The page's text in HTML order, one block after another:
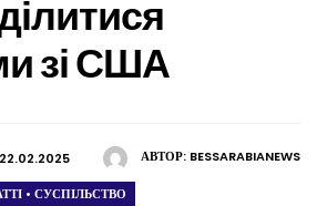
зі США
АВТОР: BESSARABIANEWS
22.02.2025
• СУСПІЛЬСТВО